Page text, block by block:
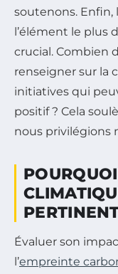
soutenons.
l’élément le plus
crucial. Combien
renseigner sur la
initiatives qui
positif ? Cela
nous privilégions
Évaluer son
l’empreinte